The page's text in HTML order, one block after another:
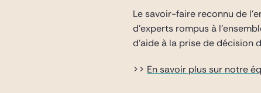
Le savoir-faire reconnu de
d’experts rompus à
d’aide à la prise de décision
>> En savoir plus sur notre